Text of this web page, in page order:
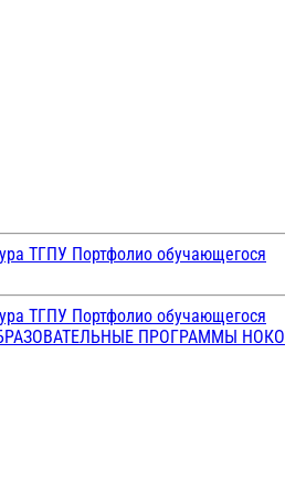
ТГПУ Портфолио обучающегося
ТГПУ Портфолио обучающегося
ПРОГРАММЫ НОКО